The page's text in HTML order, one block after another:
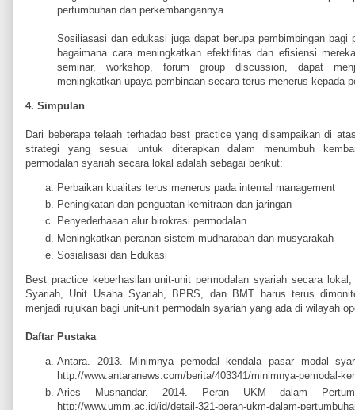
pertumbuhan dan perkembangannya.
Sosiliasasi dan edukasi juga dapat berupa pembimbingan bagi
bagaimana cara meningkatkan efektifitas dan efisiensi
seminar, workshop, forum group discussion, dapat
meningkatkan upaya pembinaan secara terus menerus kepada
4. Simpulan
Dari beberapa telaah terhadap best practice yang disampaikan di
strategi yang sesuai untuk diterapkan dalam menumbuh
permodalan syariah secara lokal adalah sebagai berikut:
Perbaikan kualitas terus menerus pada internal management
Peningkatan dan penguatan kemitraan dan jaringan
Penyederhaaan alur birokrasi permodalan
Meningkatkan peranan sistem mudharabah dan musyarakah
Sosialisasi dan Edukasi
Best practice keberhasilan unit-unit permodalan syariah secara
Syariah, Unit Usaha Syariah, BPRS, dan BMT harus terus
menjadi rujukan bagi unit-unit permodaln syariah yang ada di wilayah
Daftar Pustaka
Antara. 2013. Minimnya pemodal kendala pasar modal
http://www.antaranews.com/berita/403341/minimnya-pemodal-
Aries Musnandar. 2014. Peran UKM dalam
http://www.umm.ac.id/id/detail-321-peran-ukm-dalam-